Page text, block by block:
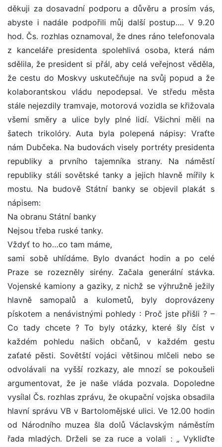
děkuji za dosavadní podporu a důvěru a prosím vás,
abyste i nadále podpořili můj další postup…. V 9.20
hod. Čs. rozhlas oznamoval, že dnes ráno telefonovala
z kanceláře presidenta spolehlivá osoba, která nám
sdělila, že president si přál, aby celá veřejnost věděla,
že cestu do Moskvy uskutečňuje na svůj popud a že
kolaborantskou vládu nepodepsal. Ve středu města
stále nejezdily tramvaje, motorová vozidla se křižovala
všemi směry a ulice byly plné lidí. Všichni měli na
šatech trikolóry. Auta byla polepená nápisy: Vraťte
nám Dubčeka. Na budovách visely portréty presidenta
republiky a prvního tajemníka strany. Na náměstí
republiky stáli sovětské tanky a jejich hlavně mířily k
mostu. Na budově Státní banky se objevil plakát s
nápisem:
Na obranu Státní banky
Nejsou třeba ruské tanky.
Vždyť to ho…co tam máme,
sami sobě uhlídáme. Bylo dvanáct hodin a po celé
Praze se rozezněly sirény. Začala generální stávka.
Vojenské kamiony a gaziky, z nichž se výhružně ježily
hlavně samopalů a kulometů, byly doprovázeny
pískotem a nenávistnými pohledy : Proč jste přišli ? –
Co tady chcete ? To byly otázky, které šly číst v
každém pohledu našich občanů, v každém gestu
zaťaté pěsti. Sovětští vojáci většinou mlčeli nebo se
odvolávali na vyšší rozkazy, ale mnozí se pokoušeli
argumentovat, že je naše vláda pozvala. Dopoledne
vysílal Čs. rozhlas zprávu, že okupační vojska obsadila
hlavní správu VB v Bartolomějské ulici. Ve 12.00 hodin
od Národního muzea šla dolů Václavským náměstím
řada mladých. Drželi se za ruce a volali : „ Vykliďte